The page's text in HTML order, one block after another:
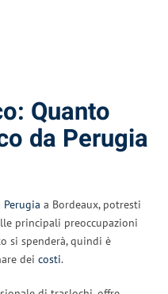
Quanto
da Perugia
Perugia a Bordeaux, potresti
principali preoccupazioni
si spenderà, quindi è
dei costi.